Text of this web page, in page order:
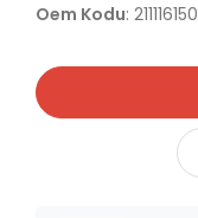
Oem Kodu: 211116150